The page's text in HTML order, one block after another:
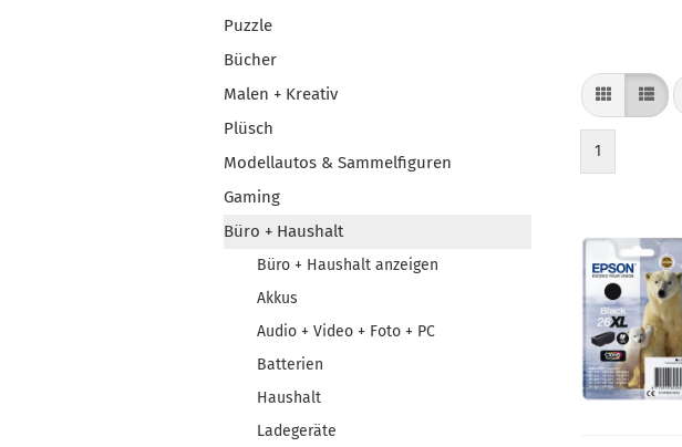
1
Puzzle
Bücher
Malen + Kreativ
Plüsch
Modellautos & Sammelfiguren
Gaming
Büro + Haushalt
Büro + Haushalt anzeigen
Akkus
Audio + Video + Foto + PC
Batterien
Haushalt
Ladegeräte